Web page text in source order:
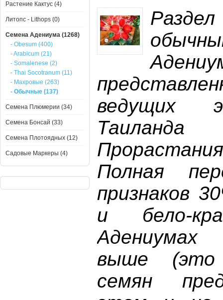
Растение Кактус (4)
Литопс - Lithops (0)
Семена Адениума (1268)
- Obesum (400)
- Arabicum (21)
- Somalenese (2)
- Thai Socotranum (11)
- Махровые (263)
- Обычные (137)
Семена Плюмерии (34)
Семена Бонсай (33)
Семена Плотоядных (12)
Садовые Маркеры (4)
ведущих
Полная
признаков
и бело-
выше (это
семян